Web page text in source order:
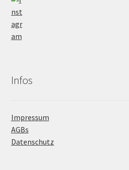
Infos
Impressum
AGBs
Datenschutz